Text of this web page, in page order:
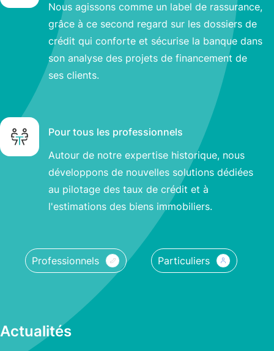
Nous agissons comme un label de rassurance,
grâce à ce second regard sur les dossiers de
crédit qui conforte et sécurise la banque dans
son analyse des projets de financement de
ses clients.
Pour tous les professionnels
Autour de notre expertise historique, nous
développons de nouvelles solutions dédiées
au pilotage des taux de crédit et à
l'estimations des biens immobiliers.
Professionnels Particuliers
Actualités